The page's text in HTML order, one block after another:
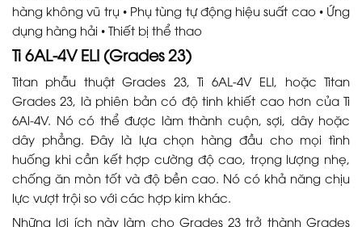
hàng không vũ trụ • Phụ tùng tự động hiệu suất cao • Ứng
dụng hàng hải • Thiết bị thể thao
Ti 6AL-4V ELI (Grades 23)
Titan phẫu thuật Grades 23, Ti 6AL-4V ELI, hoặc Titan
Grades 23, là phiên bản có độ tinh khiết cao hơn của Ti
6Al-4V. Nó có thể được làm thành cuộn, sợi, dây hoặc
dây phẳng. Đây là lựa chọn hàng đầu cho mọi tình
huống khi cần kết hợp cường độ cao, trọng lượng nhẹ,
chống ăn mòn tốt và độ bền cao. Nó có khả năng chịu
lực vượt trội so với các hợp kim khác.
Những lợi ích này làm cho Grades 23 trở thành Grades